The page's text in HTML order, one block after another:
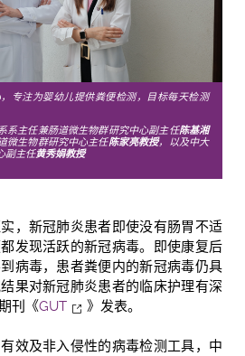
专注为婴幼儿提供粪便检测，目标每天检测
系主任兼肠道微生物群研究中心副主任陈基湘
微生物群研究中心主任陈家亮教授，以及中大
副主任黄秀娟教授
，新冠肺炎患者即使没有肠胃不适
发现活跃的新冠病毒。即使康复后
病毒，患者粪便内的新冠病毒仍具
果对新冠肺炎患者的临床护理有深
刊《GUT 》发表。
效及非入侵性的病毒检测工具，中